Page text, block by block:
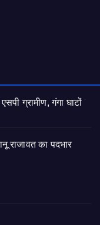
ग्रामीण, गंगा घाटों
राजावत का पदभार